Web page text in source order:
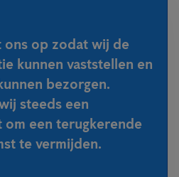
ons op zodat wij de
kunnen vaststellen en
bezorgen.
steeds een
om een terugkerende
te vermijden.